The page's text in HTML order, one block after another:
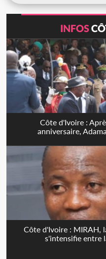
INFOS
Côte d'Ivoire :
anniversaire,
Côte d'Ivoire : MIRAH,
s'intensifie entre